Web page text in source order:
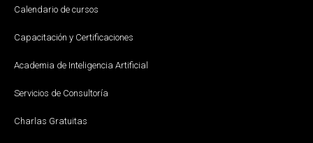
Calendario de cursos
Capacitación y Certificaciones
Academia de Inteligencia Artificial
Servicios de Consultoría
Charlas Gratuitas